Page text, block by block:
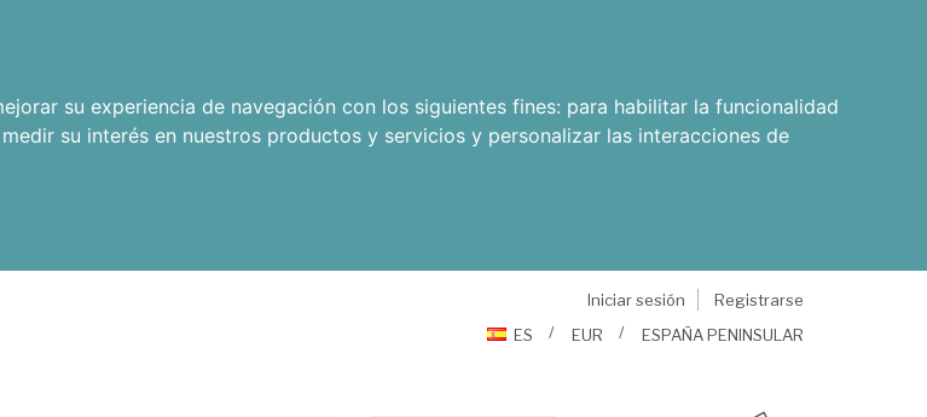
su experiencia de navegación con los siguientes fines: para habilitar la funcionalidad
medir su interés en nuestros productos y servicios y personalizar las interacciones de
Iniciar sesión
Registrarse
ES
EUR ESPAÑA PENINSULAR